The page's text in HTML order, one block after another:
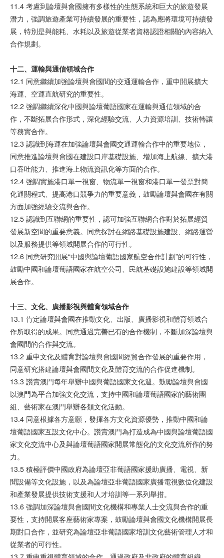
11.4 考慮到論壇與會國擁有多樣性的生態系統和巨大的旅遊發展
潛力，強調旅遊產業可持續發展的重要性，認為應將環境可持續發
展，特別是與能耗、水耗以及旅遊從業者資格認證相關的內容納入
合作規劃。
十二、運輸與通信領域合作
12.1 同意繼續加強論壇與會國間的交通運輸合作，重申開展擴大
海運、空運直航研究的重要性。
12.2 強調繼續深化中國與論壇葡語國家在運輸與通信領域的合
作，不斷拓展合作形式，深化經驗交流、人力資源培訓、技術轉讓
等務實合作。
12.3 認識到海運在加強論壇與會國交通運輸合作中的重要地位，
同意推進論壇與會國在建設口岸基礎設施、增加海上航線、擴大港
口吞吐能力、推進海上物流資訊化等方面的合作。
12.4 強調實施港口單一視窗、物流單一視窗和港口單一發票對簡
化通關程式、提高港口競爭力的重要意義，鼓勵論壇與會國在有關
方面加強經驗交流與合作。
12.5 認識到互聯網的重要性，認可加強互聯網合作對於拓展經貿
發展新空間的重要意義。同意探討在網路基礎設施建設、網路運營
以及服務提供等領域開展合作的可行性。
12.6 同意研究開展“中國與論壇葡語國家航空合作計劃”的可行性，
鼓勵中國和論壇葡語國家在航空公司、民航基礎設施建設等領域開
展合作。
十三、文化、廣播影視與體育領域合作
13.1 肯定論壇與會國在推動文化、出版、廣播影視和體育領域合
作所取得的成果。同意通過完善已有的合作機制，不斷加深論壇與
會國間的合作與交流。
13.2 重申文化及體育對論壇與會國間經貿合作發展的重要作用，
同意研究搭建論壇與會國間文化及體育交流的合作促進機制。
13.3 讚賞澳門每年舉辦中國與葡語國家文化週。鼓勵論壇與會國
以澳門為平台加強文化交流，支持中國和論壇葡語國家的藝術團
組、藝術家在澳門舉辦各類文化活動。
13.4 同意根據各方意願，發揮各方文化資源優勢，推動中國和論
壇葡語國家互設文化中心。讚賞澳門為打造成為中國與論壇葡語國
家文化交流中心及與論壇葡語國家開展常態化的文化交流所作的努
力。
13.5 積極評價中國政府為論壇亞非葡語國家援助廣播、電視、新
聞設備等文化設施，以及為論壇亞非葡語國家廣播電視數位化建設
和產業發展提供技術支援和人才培訓等一系列舉措。
13.6 強調加深論壇與會國間文化機構和專業人士交流與合作的重
要性，支持開展客座藝術家專案，鼓勵論壇與會國文化機構開展長
期對口合作，並研究為論壇亞非葡語國家培訓文化藝術管理人才和
從業者的可行性。